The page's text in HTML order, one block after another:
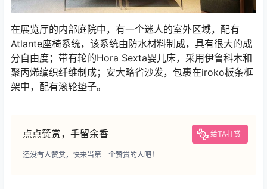
在展览厅的内部庭院中，有一个迷人的室外区域，配有
Atlante座椅系统，该系统由防水材料制成，具有很大的成
分自由度；带有轮的Hora Sexta婴儿床，采用伊鲁科木和
聚丙烯编织纤维制成；安大略省沙发，包裹在iroko板条框
架中，配有滚轮垫子。
点点赞赏，手留余香 给TA打赏
还没有人赞赏，快来当第一个赞赏的人吧！